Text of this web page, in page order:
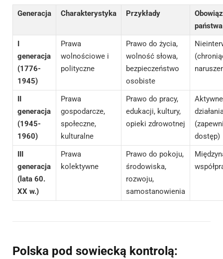
Generacja Charakterystyka Przykłady
państwa
I
generacja
(1776-
1945)
Prawa
wolnościowe i
polityczne
Prawo do życia,
wolność słowa,
bezpieczeństwo
osobiste
II
generacja
(1945-
1960)
Prawa
gospodarcze,
społeczne,
kulturalne
Prawo do pracy,
edukacji, kultury,
opieki zdrowotnej
Aktywne
dostęp)
III
generacja
(lata 60.
XX w.)
Prawa
kolektywne
Prawo do pokoju,
środowiska,
rozwoju,
samostanowienia
Polska pod sowiecką kontrolą: